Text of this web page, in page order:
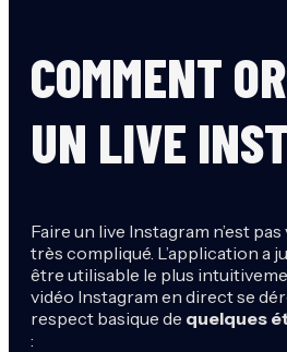
COMMENT
UN LIVE
Faire un live Instagram n’est
très compliqué. L’application a
être utilisable le plus
vidéo Instagram en direct se
respect basique de quelques
: